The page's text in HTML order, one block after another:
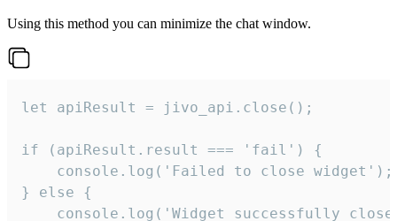
Using this method you can minimize the chat window.
let apiResult = jivo_api.close();
if (apiResult.result === 'fail') {
    console.log('Failed to close widget');
} else {
console.log('Widget successfully